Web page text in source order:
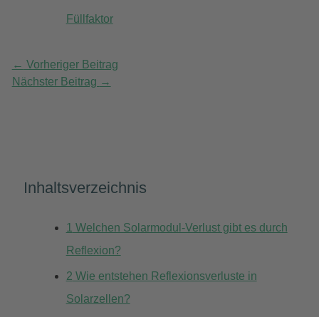
Inhaltsverzeichnis
1 Welchen Solarmodul-Verlust gibt es durch
Reflexion?
2 Wie entstehen Reflexionsverluste in
Solarzellen?
Füllfaktor
← Vorheriger Beitrag
Nächster Beitrag →